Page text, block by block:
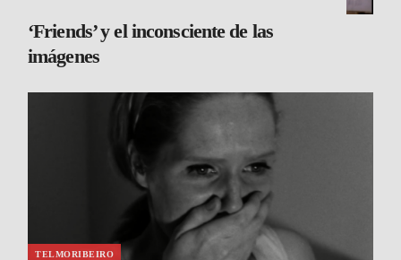
‘Friends’ y el inconsciente de las
imágenes
TELMORIBEIRO